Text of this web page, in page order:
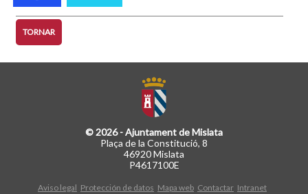
TORNAR
© 2026 - Ajuntament de Mislata
Plaça de la Constitució, 8
46920 Mislata
P4617100E
Aviso legal Protección de datos Mapa web Contactar Intranet